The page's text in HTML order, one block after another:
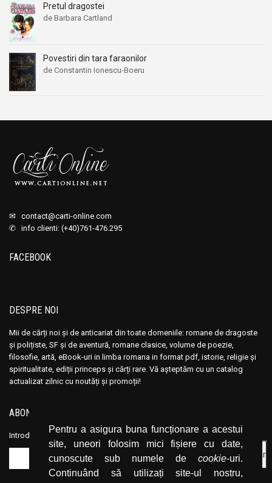
Pentru a asigura buna funcționare a acestui
site, uneori folosim mici fișiere cu date,
cunoscute sub numele de cookie-uri.
Continuând să utilizați site-ul nostru,
Pretul dragostei
de Barbara Cartland
Povestiri din tara faraonilor
de Constantin Ionescu-Boeru
✉ contact@carti-online.com
✆ info clienti: (+40)761-476.295
FACEBOOK
DESPRE NOI
Mii de cărți noi și de anticariat din toate domeniile: romane de dragoste
și polițiste, SF și de aventură, romane clasice, volume de poezie,
filosofie, artă, eBook-uri in limba romana in format pdf, istorie, religie și
spiritualitate, ediții princeps și cărți rare. Vă așteptăm cu un catalog
actualizat zilnic cu noutăți și promoții!
ABONEAZĂ-TE LA NEWSLETTER
Introduceți adresa dvs. de email și dați click pe butonul de abonare.